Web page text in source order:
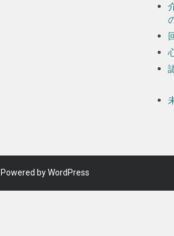
by WordPress